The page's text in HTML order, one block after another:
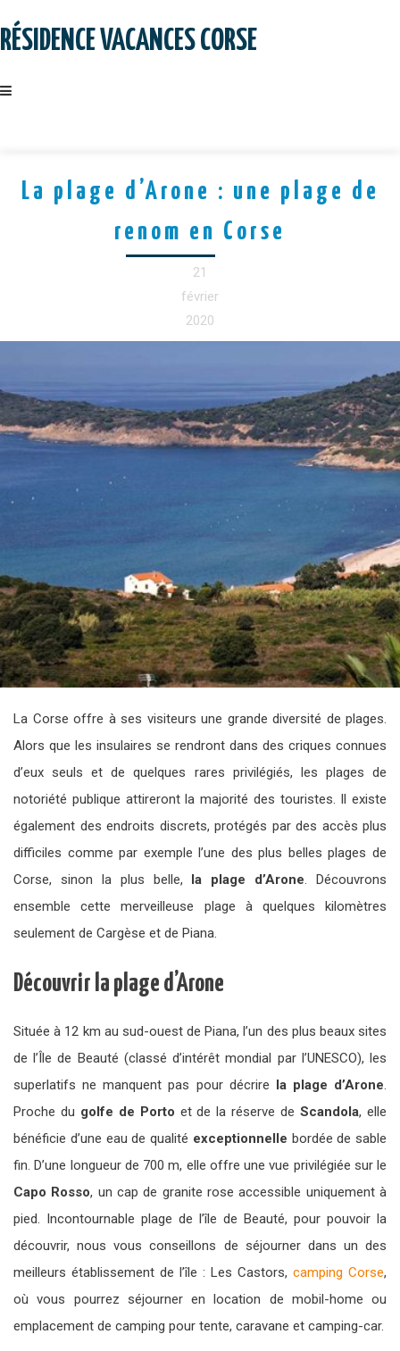
toRÉSIDENCE VACANCES CORSE
La plage d’Arone : une plage de
renom en Corse
21
février
2020
La Corse offre à ses visiteurs une grande diversité de plages.
Alors que les insulaires se rendront dans des criques connues
d’eux seuls et de quelques rares privilégiés, les plages de
notoriété publique attireront la majorité des touristes. Il existe
également des endroits discrets, protégés par des accès plus
difficiles comme par exemple l’une des plus belles plages de
Corse, sinon la plus belle, la plage d’Arone. Découvrons
ensemble cette merveilleuse plage à quelques kilomètres
seulement de Cargèse et de Piana.
Découvrir la plage d’Arone
Située à 12 km au sud-ouest de Piana, l’un des plus beaux sites
de l’Île de Beauté (classé d’intérêt mondial par l’UNESCO), les
superlatifs ne manquent pas pour décrire la plage d’Arone.
Proche du golfe de Porto et de la réserve deScandola, elle
bénéficie d’une eau de qualité exceptionnelle bordée de sable
fin. D’une longueur de 700 m, elle offre une vue privilégiée sur le
Capo Rosso, un cap de granite rose accessible uniquement à
pied. Incontournable plage de l’île de Beauté, pour pouvoir la
découvrir, nous vous conseillons de séjourner dans un des
meilleurs établissement de l’île : Les Castors, camping Corse,
où vous pourrez séjourner en location de mobil-home ou
emplacement de camping pour tente, caravane et camping-car.